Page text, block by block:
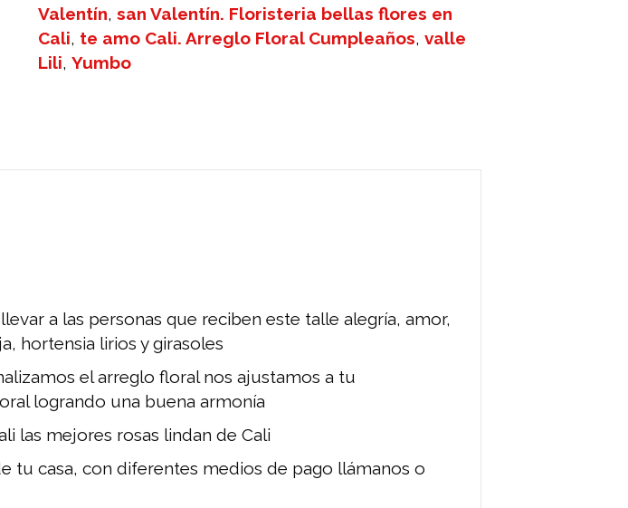
Valentín,san Valentín. Floristeria bellas flores en
Cali, te amo Cali. Arreglo Floral Cumpleaños,valle
Lili,Yumbo
a las personas que reciben este talle alegría, amor,
hortensia lirios y girasoles
el arreglo floral nos ajustamos a tu
logrando una buena armonía
las mejores rosas lindan de Cali
tu casa, con diferentes medios de pago llámanos o